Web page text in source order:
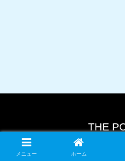
THE
© 2024
メニュー ホーム